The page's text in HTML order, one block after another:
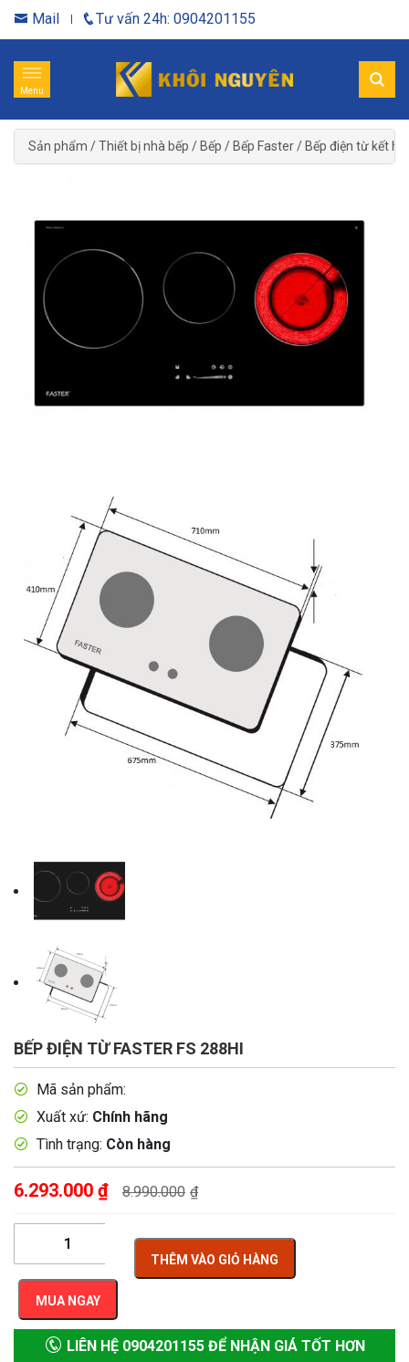
Mail Tư vấn 24h: 0904201155
Menu
Sản phẩm /Thiết bị nhà bếp / Bếp / Bếp Faster/ Bếp điện từ kết
BẾP ĐIỆN TỪ FASTER FS 288HI
Mã sản phẩm:
Xuất xứ: Chính hãng
Tình trạng: Còn hàng
6.293.000 ₫ 8.990.000 ₫
THÊM VÀO GIỎ HÀNG
MUA NGAY
LIÊN HỆ 0904201155 ĐỂ NHẬN GIÁ TỐT HƠN